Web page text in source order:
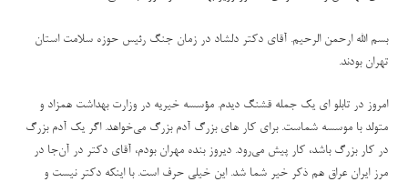
بسم الله ارحمن الرحیم. آقای دکتر دلشاد در زمان جنگ رئیس حوزه سلامت استان
تهران بودند.
امروز در تابلو ای یک جمله قشنگ دیدم. مؤسسه خیریه در وزارت بهداشت همزاد و
متولد با موسسه شماست. برای کار های بزرگ آدم بزرگ‌ می‌خواهد. اگر یک آدم بزرگ
در کار بزرگ باشد، کار پیش می‌رود. دیروز بنده مهران بودم‌، آقای دکتر در آن‌جا در
مرز ایران عراق هم ذکر خیر شما شد. این خیلی حرف است. با اینکه دکتر نیست و